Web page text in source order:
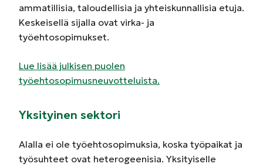
ammatillisia, taloudellisia ja yhteiskunnallisia etuja.
Keskeisellä sijalla ovat virka- ja
työehtosopimukset.
Lue lisää julkisen puolen
työehtosopimusneuvotteluista.
Yksityinen sektori
Alalla ei ole työehtosopimuksia, koska työpaikat ja
työsuhteet ovat heterogeenisia. Yksityiselle